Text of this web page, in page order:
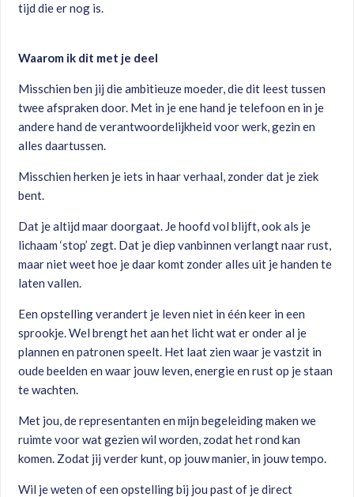
tijd die er nog is.
Waarom ik dit met je deel
Misschien ben jij die ambitieuze moeder, die dit leest tussen
twee afspraken door. Met in je ene hand je telefoon en in je
andere hand de verantwoordelijkheid voor werk, gezin en
alles daartussen.
Misschien herken je iets in haar verhaal, zonder dat je ziek
bent.
Dat je altijd maar doorgaat. Je hoofd vol blijft, ook als je
lichaam ‘stop’ zegt. Dat je diep vanbinnen verlangt naar rust,
maar niet weet hoe je daar komt zonder alles uit je handen te
laten vallen.
Een opstelling verandert je leven niet in één keer in een
sprookje. Wel brengt het aan het licht wat er onder al je
plannen en patronen speelt. Het laat zien waar je vastzit in
oude beelden en waar jouw leven, energie en rust op je staan
te wachten.
Met jou, de representanten en mijn begeleiding maken we
ruimte voor wat gezien wil worden, zodat het rond kan
komen. Zodat jij verder kunt, op jouw manier, in jouw tempo.
Wil je weten of een opstelling bij jou past of je direct